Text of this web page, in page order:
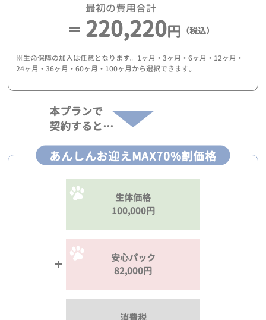
最初の費用合計
220,220円 （税込）
※生命保障の加入は任意となります。1ヶ月・3ヶ月・6ヶ月・12ヶ月・
24ヶ月・36ヶ月・60ヶ月・100ヶ月から選択できます。
本プランで
契約すると…
あんしんお迎えMAX70%割価格
生体価格
100,000円
安心パック
82,000円